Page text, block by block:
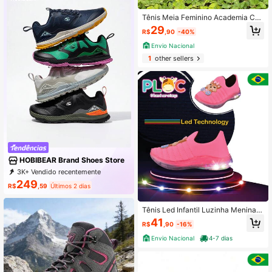
HOBIBEAR Brand Shoes Store
3K+ Vendido recentemente
1K+ Compra recorrente
2.9K Assinatura
R$249 ,59 Últimos 2 dias
Tênis Meia Feminino Academia Ca
minhada Trabalho
R$29 ,90 -40%
Envio Nacional
1other sellers
Tênis Led Infantil Luzinha Menina
Meia Anatômico PLOC LED83 - RA
POSA
R$41 ,90 -16%
Envio Nacional
4-7 dias